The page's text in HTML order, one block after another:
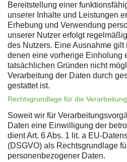
Bereitstellung einer
unserer Inhalte und Leistungen
Erhebung und Verwendung
unserer Nutzer erfolgt
des Nutzers. Eine Ausnahme
denen eine vorherige Einholung
tatsächlichen Gründen nicht
Verarbeitung der Daten durch
gestattet ist.
Rechtsgrundlage für die
Soweit wir für
Daten eine Einwilligung der
dient Art. 6 Abs. 1 lit. a EU-
(DSGVO) als Rechtsgrundlage
personenbezogener Daten.